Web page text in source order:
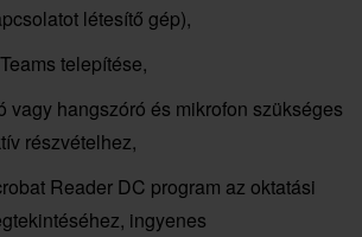
létesítő gép),
telepítése,
vagy hangszóró és mikrofon szükséges
részvételhez,
Reader DC program az oktatási
ingyenes